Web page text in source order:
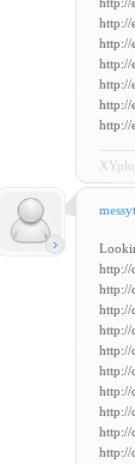
http://
http://
http://
http://
http://
http://
http://
http://
http://
http://
http://
http://
http://
http://
http://
http://